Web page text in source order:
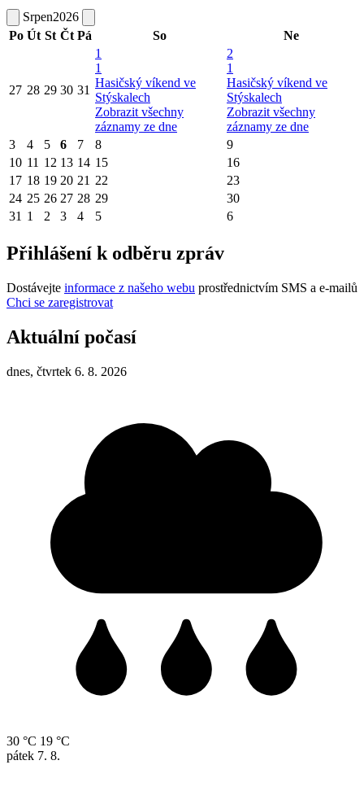
Srpen2026
Po Út St Čt Pá So Ne
27 28 29 30 31
1
1
Hasičský víkend ve
Stýskalech
Zobrazit všechny
záznamy ze dne
2
1
Hasičský víkend ve
Stýskalech
Zobrazit všechny
záznamy ze dne
3
4 5 6 7 8
9
10 11 12 13 14 15
16
17 18 19 20 21 22
23
24 25 26 27 28 29
30
31 1 2 3 4 5 6
Přihlášení k odběru zpráv
Dostávejte informace z našeho webu prostřednictvím SMS a e-mailů
Chci se zaregistrovat
Aktuální počasí
dnes, čtvrtek 6. 8. 2026
30 °C 19 °C
pátek 7. 8.